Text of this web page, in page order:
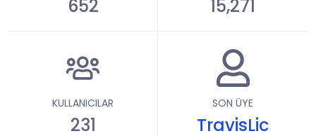
652 15,271
KULLANICILAR
231
SON ÜYE
TravisLic